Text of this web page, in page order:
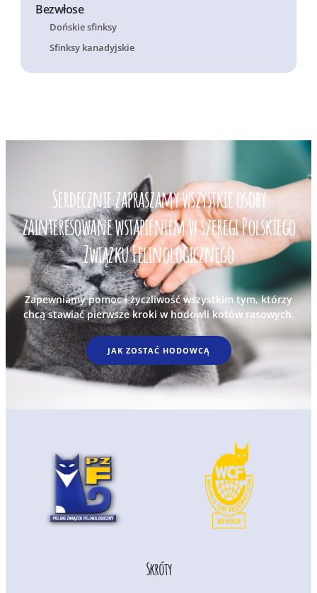
Bezwłose
Dońskie sfinksy
Sfinksy kanadyjskie
Serdecznie zapraszamy wszystkie osoby
zainteresowane wstąpieniem w szeregi Polskiego
Związku Felinologicznego
Zapewniamy pomoc i życzliwość wszystkim tym, którzy
chcą stawiać pierwsze kroki w hodowli kotów rasowych.
JAK ZOSTAĆ HODOWCĄ
Skróty